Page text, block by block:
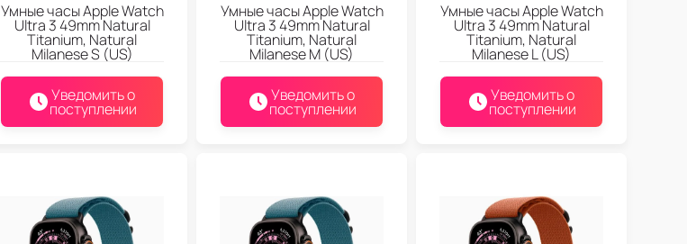
Умные часы Apple Watch
Ultra 3 49mm Natural
Titanium, Natural
Milanese S (US)
Уведомить о
поступлении
Умные часы Apple Watch
Ultra 3 49mm Natural
Titanium, Natural
Milanese M (US)
Уведомить о
поступлении
Умные часы Apple Watch
Ultra 3 49mm Natural
Titanium, Natural
Milanese L (US)
Уведомить о
поступлении